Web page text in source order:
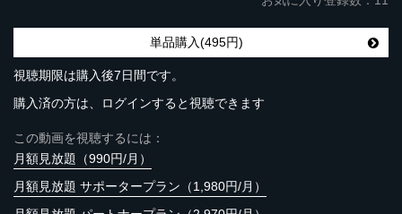
単品購入(495円)
視聴期限は購入後7日間です。
購入済の方は、ログインすると視聴できます
この動画を視聴するには：
月額見放題（990円/月）
月額見放題 サポータープラン（1,980円/月）